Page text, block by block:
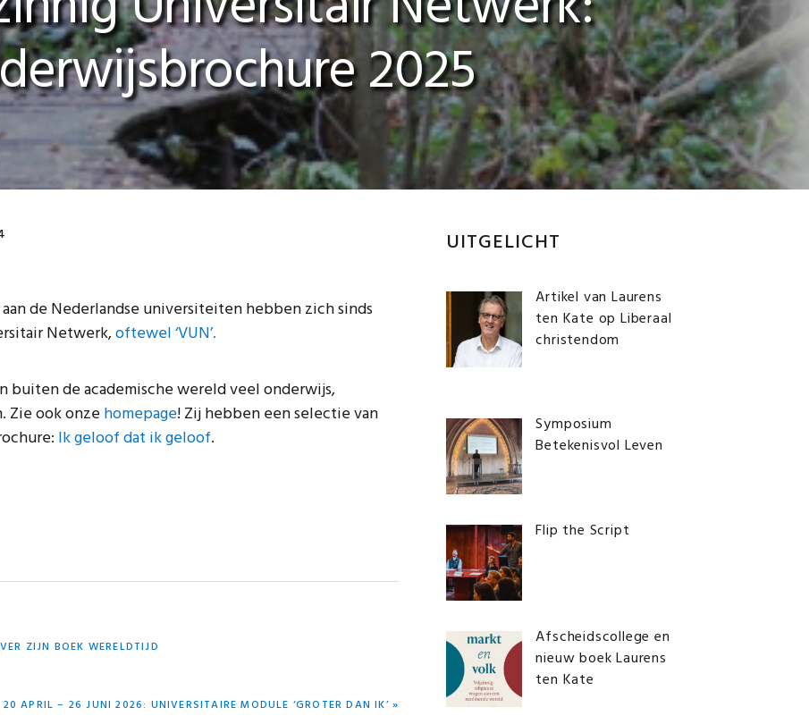
2025
de Nederlandse universiteiten hebben zich sinds
Netwerk,oftewel ‘VUN’.
buiten de academische wereld veel onderwijs,
Zie ook onzehomepage! Zij hebben een selectie van
Ik geloof dat ik geloof.
ZIJN BOEK WERELDTIJD
VOLGEND
20 APRIL – 26 JUNI 2026: UNIVERSITAIRE MODULE ‘GROTER DAN IK’ »
Primaire
Sidebar
UITGELICHT
Artikel van Laurens
ten Kate op Liberaal
christendom
Symposium
Betekenisvol Leven
Flip the Script
Afscheidscollege en
nieuw boek Laurens
ten Kate